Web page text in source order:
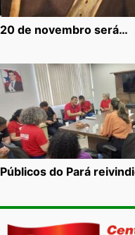
20 de novembro será…
Públicos do Pará